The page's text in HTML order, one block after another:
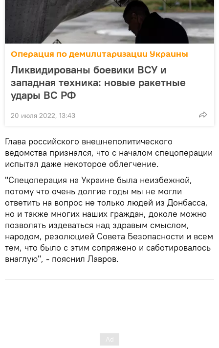
Операция по демилитаризации Украины
Ликвидированы боевики ВСУ и
западная техника: новые ракетные
удары ВС РФ
20 июля 2022, 13:43
Глава российского внешнеполитического
ведомства признался, что с началом спецоперации
испытал даже некоторое облегчение.
"Спецоперация на Украине была неизбежной,
потому что очень долгие годы мы не могли
ответить на вопрос не только людей из Донбасса,
но и также многих наших граждан, доколе можно
позволять издеваться над здравым смыслом,
народом, резолюцией Совета Безопасности и всем
тем, что было с этим сопряжено и саботировалось
внаглую", - пояснил Лавров.